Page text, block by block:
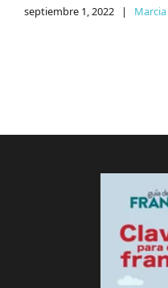
septiembre 1, 2022 | Marcia